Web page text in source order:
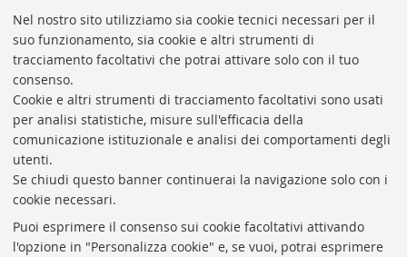
Nel nostro sito utilizziamo sia cookie tecnici necessari per il
suo funzionamento, sia cookie e altri strumenti di
tracciamento facoltativi che potrai attivare solo con il tuo
consenso.
Cookie e altri strumenti di tracciamento facoltativi sono usati
per analisi statistiche, misure sull'efficacia della
comunicazione istituzionale e analisi dei comportamenti degli
utenti.
Se chiudi questo banner continuerai la navigazione solo con i
cookie necessari.
Puoi esprimere il consenso sui cookie facoltativi attivando
l'opzione in "Personalizza cookie" e, se vuoi, potrai esprimere
UNIVERSITARIA
Presidente: prof. Francesco Citti
Coordinatrice gestionale: Maria Pia Torricelli
Responsabile Amministrativo: Luigia Di Pumpo
Via Zamboni, 33/35 - 40126 Bologna (BO)
Tel. +39 051 2088306 - Fax +39 051 2088385
bub.info@unibo.it